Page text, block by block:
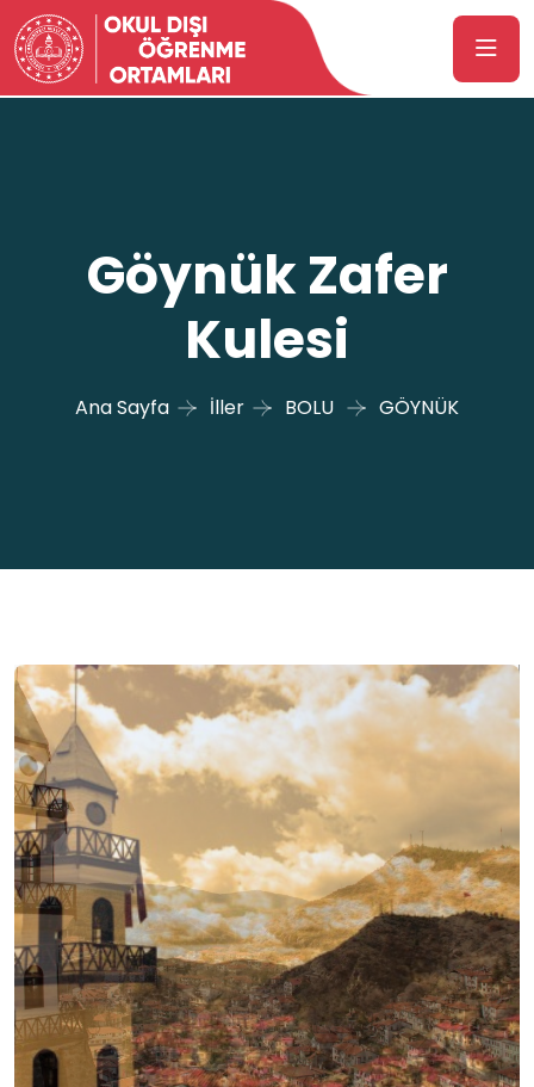
Göynük Zafer
Kulesi
Ana Sayfa İller BOLU GÖYNÜK